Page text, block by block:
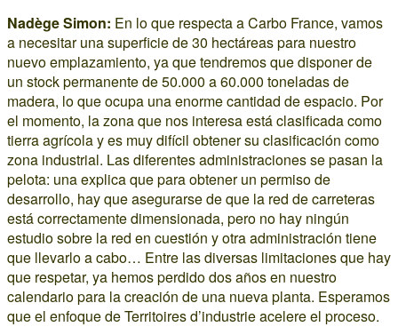
Nadège Simon: En lo que respecta a Carbo France, vamos
a necesitar una superficie de 30 hectáreas para nuestro
nuevo emplazamiento, ya que tendremos que disponer de
un stock permanente de 50.000 a 60.000 toneladas de
madera, lo que ocupa una enorme cantidad de espacio. Por
el momento, la zona que nos interesa está clasificada como
tierra agrícola y es muy difícil obtener su clasificación como
zona industrial. Las diferentes administraciones se pasan la
pelota: una explica que para obtener un permiso de
desarrollo, hay que asegurarse de que la red de carreteras
está correctamente dimensionada, pero no hay ningún
estudio sobre la red en cuestión y otra administración tiene
que llevarlo a cabo… Entre las diversas limitaciones que hay
que respetar, ya hemos perdido dos años en nuestro
calendario para la creación de una nueva planta. Esperamos
que el enfoque de Territoires d’industrie acelere el proceso.